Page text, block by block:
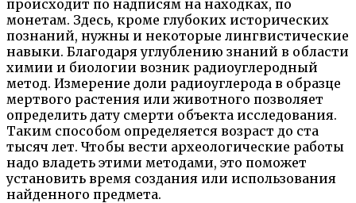
происходит по надписям на находках, по
монетам. Здесь, кроме глубоких исторических
познаний, нужны и некоторые лингвистические
навыки. Благодаря углублению знаний в области
химии и биологии возник радиоуглеродный
метод. Измерение доли радиоуглерода в образце
мертвого растения или животного позволяет
определить дату смерти объекта исследования.
Таким способом определяется возраст до ста
тысяч лет. Чтобы вести археологические работы
надо владеть этими методами, это поможет
установить время создания или использования
найденного предмета.